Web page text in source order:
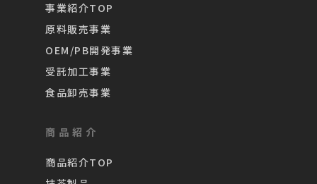
事業紹介TOP
原料販売事業
OEM/PB開発事業
受託加工事業
食品卸売事業
商品紹介
商品紹介TOP